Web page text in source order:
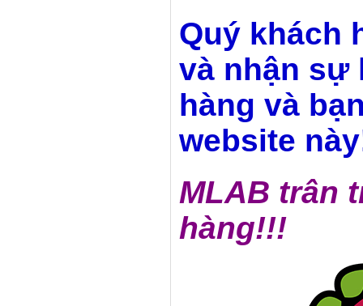
Quý khách
và nhận sự
hàng và
website
MLAB trân
hàng!!!